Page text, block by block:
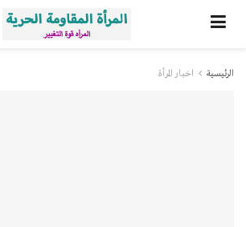
الرئيسية اخبار المرأة